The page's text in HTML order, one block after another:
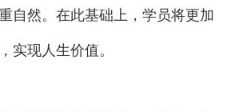
自然。在此基础上，学员将更加
实现人生价值。